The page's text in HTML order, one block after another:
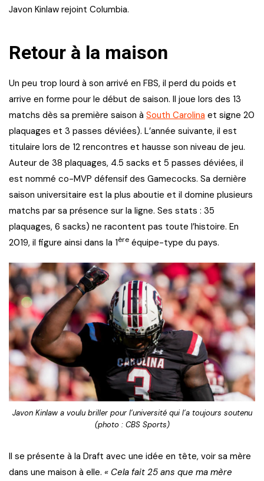
Javon Kinlaw rejoint Columbia.
Retour à la maison
Un peu trop lourd à son arrivé en FBS, il perd du poids et
arrive en forme pour le début de saison. Il joue lors des 13
matchs dès sa première saison à South Carolina et signe 20
plaquages et 3 passes déviées). L’année suivante, il est
titulaire lors de 12 rencontres et hausse son niveau de jeu.
Auteur de 38 plaquages, 4.5 sacks et 5 passes déviées, il
est nommé co-MVP défensif des Gamecocks. Sa dernière
saison universitaire est la plus aboutie et il domine plusieurs
matchs par sa présence sur la ligne. Ses stats : 35
plaquages, 6 sacks) ne racontent pas toute l’histoire. En
2019, il figure ainsi dans la 1ère équipe-type du pays.
Javon Kinlaw a voulu briller pour l’université qui l’a toujours soutenu
(photo : CBS Sports)
Il se présente à la Draft avec une idée en tête, voir sa mère
dans une maison à elle. « Cela fait 25 ans que ma mère